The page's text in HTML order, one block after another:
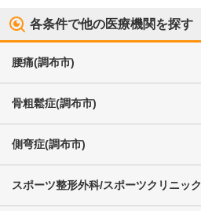
各条件で他の医療機関を探す
腰痛(調布市)
骨粗鬆症(調布市)
側弯症(調布市)
スポーツ整形外科/スポーツクリニック